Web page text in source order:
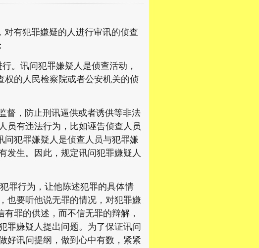
有犯罪嫌疑的人进行审讯的侦查
讯问犯罪嫌疑人是侦查活动，
权的人民检察院或者公安机关的侦
，防止刑讯逼供或者诱供等非法
员有违法行为，比如诬告侦查人员
犯罪嫌疑人是侦查人员与犯罪嫌
发生。因此，规定讯问犯罪嫌疑人
罪行为，让他陈述犯罪的具体情
也要听他说无罪的情况，对犯罪嫌
罪的供述，而不信无罪的辩解，
罪嫌疑人提出问题。为了保证讯问
好讯问提纲，做到心中有数，紧紧